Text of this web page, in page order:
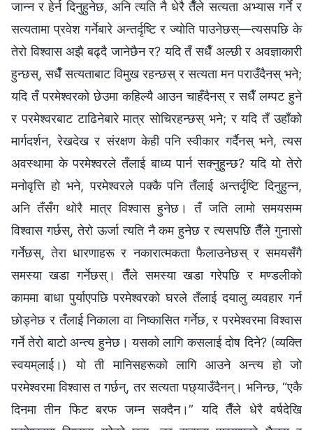
जान्न र हेर्न दिनुहुनेछ, अनि त्यति नै धेरै तैँले सत्यता अभ्यास गर्ने र
सत्यतामा प्रवेश गर्नेबारे अन्तर्दृष्टि र ज्योति पाउनेछस्—त्यसपछि के
तेरो विश्‍वास अझै बढ्दै जानेछैन र? यदि तँ सधैँ अल्छी र अवज्ञाकारी
हुन्छस्, सधैँ सत्यताबाट विमुख रहन्छस् र सत्यता मन पराउँदैनस् भने;
यदि तँ परमेश्‍वरको छेउमा कहिल्यै आउन चाहँदैनस् र सधैँ लम्पट हुने
र परमेश्‍वरबाट टाढिनेबारे मात्र सोचिरहन्छस् भने; र यदि तँ उहाँको
मार्गदर्शन, रेखदेख र संरक्षण केही पनि स्वीकार गर्दैनस् भने, त्यस
अवस्थामा के परमेश्‍वरले तँलाई बाध्य पार्न सक्नुहुन्छ? यदि यो तेरो
मनोवृत्ति हो भने, परमेश्‍वरले पक्कै पनि तँलाई अन्तर्दृष्टि दिनुहुन्‍न,
अनि तँसँग थोरै मात्र विश्‍वास हुनेछ। तँ जति लामो समयसम्म
विश्‍वास गर्छस्, तेरो ऊर्जा त्यति नै कम हुनेछ र त्यसपछि तैँले गुनासो
गर्नेछस्, तेरा धारणाहरू र नकारात्मकता फैलाउनेछस् र समयसँगै
समस्या खडा गर्नेछस्। तैँले समस्या खडा गरेपछि र मण्डलीको
काममा बाधा पुर्याएपछि परमेश्‍वरको घरले तँलाई दयालु व्यवहार गर्न
छोड्नेछ र तँलाई निकाला वा निष्कासित गर्नेछ, र परमेश्‍वरमा विश्‍वास
गर्ने तेरो बाटो अन्त्य हुनेछ। यसको लागि कसलाई दोष दिने? (व्यक्ति
स्वयम्‌लाई।) यो ती मानिसहरूको लागि आउने अन्त्य हो जो
परमेश्‍वरमा विश्‍वास त गर्छन्, तर सत्यता पछ्याउँदैनन्। भनिन्छ, “एकै
दिनमा तीन फिट बरफ जम्न सक्दैन।” यदि तैँले धेरै वर्षदेखि